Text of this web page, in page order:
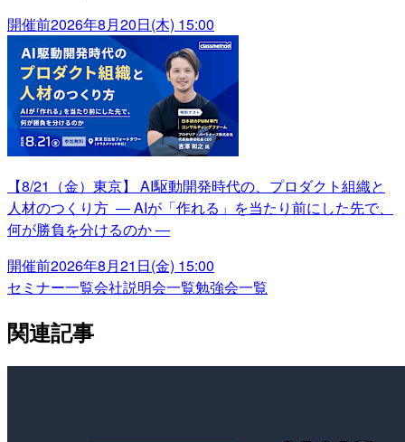
開催前2026年8月20日(木) 15:00
【8/21（金）東京】 AI駆動開発時代の、プロダクト組織と
人材のつくり方 ― AIが「作れる」を当たり前にした先で、
何が勝負を分けるのか ―
開催前2026年8月21日(金) 15:00
セミナー一覧会社説明会一覧勉強会一覧
関連記事